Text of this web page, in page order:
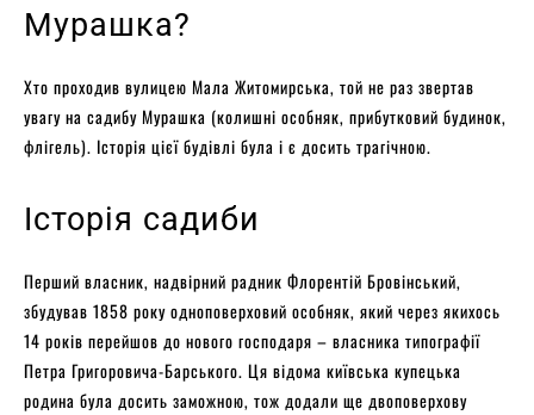
Мурашка?
Хто проходив вулицею Мала Житомирська, той не раз звертав
увагу на садибу Мурашка (колишні особняк, прибутковий будинок,
флігель). Історія цієї будівлі була і є досить трагічною.
Історія садиби
Перший власник, надвірний радник Флорентій Бровінський,
збудував 1858 року одноповерховий особняк, який через якихось
14 років перейшов до нового господаря – власника типографії
Петра Григоровича-Барського. Ця відома київська купецька
родина була досить заможною, тож додали ще двоповерхову